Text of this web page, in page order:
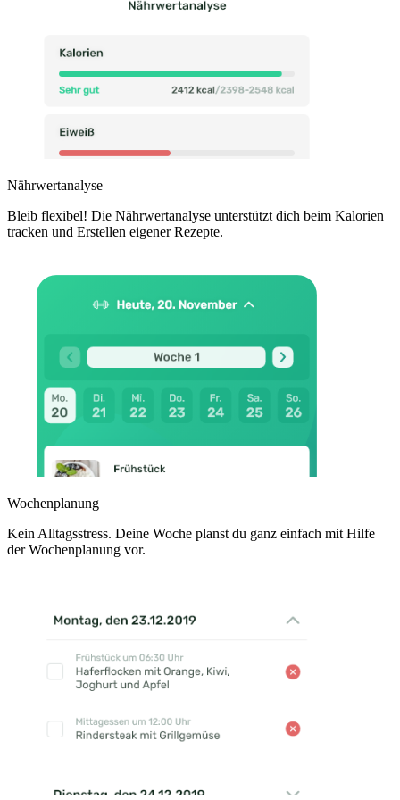
Nährwertanalyse
Bleib flexibel! Die Nährwertanalyse unterstützt dich beim Kalorien
tracken und Erstellen eigener Rezepte.
Wochenplanung
Kein Alltagsstress. Deine Woche planst du ganz einfach mit Hilfe
der Wochenplanung vor.